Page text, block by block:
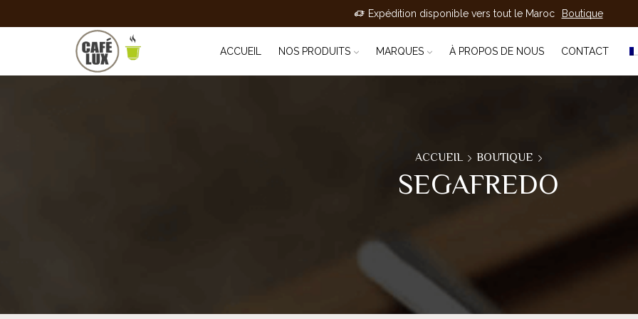
Expédition disponible vers tout le Maroc Boutique
ACCUEIL NOS PRODUITS MARQUES À PROPOS DE NOUS CONTACT
ACCUEIL BOUTIQUE
SEGAFREDO